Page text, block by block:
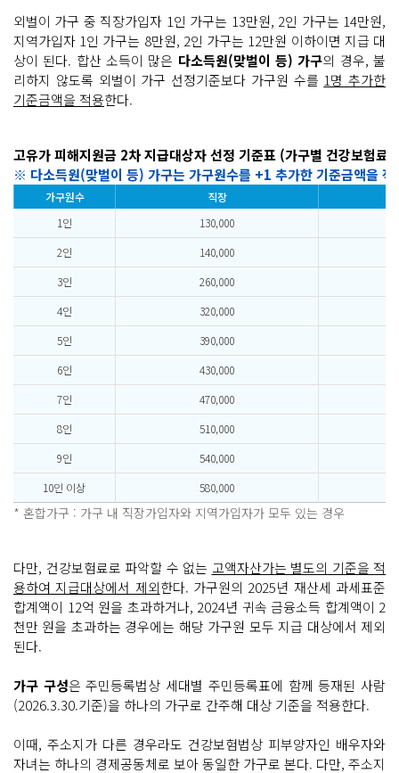
외벌이 가구 중 직장가입자 1인 가구는 13만원, 2인 가구는 14만원,
지역가입자 1인 가구는 8만원, 2인 가구는 12만원 이하이면 지급 대
상이 된다. 합산 소득이 많은 다소득원(맞벌이 등) 가구의 경우, 불
리하지 않도록 외벌이 가구 선정기준보다 가구원 수를 1명 추가한
기준금액을 적용한다.
고유가 피해지원금 2차 지급대상자 선정 기준표 (가구별 건강보험료
※ 다소득원(맞벌이 등) 가구는 가구원수를 +1 추가한 기준금액을 적
가구원수
직장
1인
130,000
2인
140,000
3인
260,000
4인
320,000
5인
390,000
6인
430,000
7인
470,000
8인
510,000
9인
540,000
10인 이상
580,000
* 혼합가구 : 가구 내 직장가입자와 지역가입자가 모두 있는 경우
다만, 건강보험료로 파악할 수 없는 고액자산가는 별도의 기준을 적
용하여 지급대상에서 제외한다. 가구원의 2025년 재산세 과세표준
합계액이 12억 원을 초과하거나, 2024년 귀속 금융소득 합계액이 2
천만 원을 초과하는 경우에는 해당 가구원 모두 지급 대상에서 제외
된다.
가구 구성은 주민등록법상 세대별 주민등록표에 함께 등재된 사람
(2026.3.30.기준)을 하나의 가구로 간주해 대상 기준을 적용한다.
이때, 주소지가 다른 경우라도 건강보험법상 피부양자인 배우자와
자녀는 하나의 경제공동체로 보아 동일한 가구로 본다. 다만, 주소지